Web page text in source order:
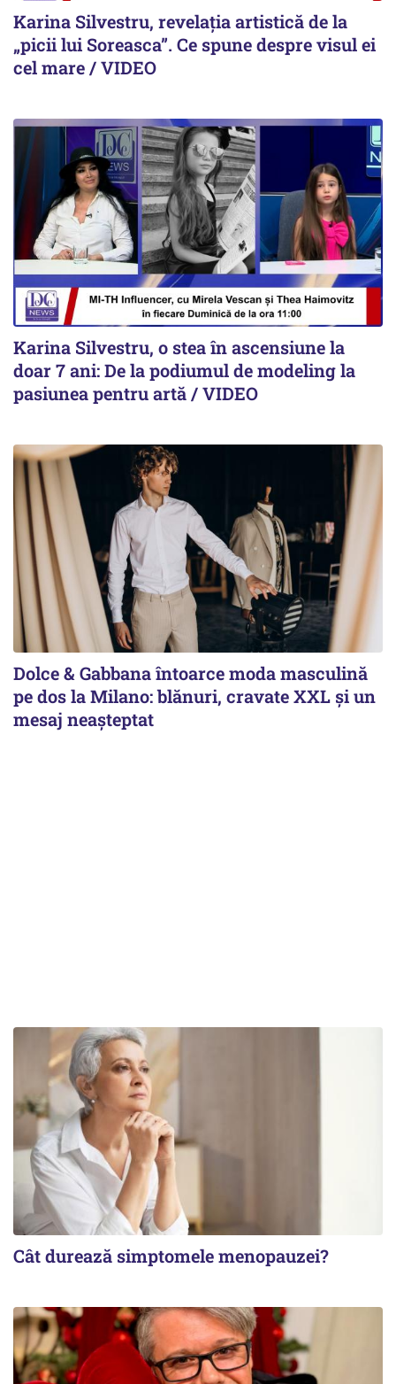
Karina Silvestru, revelația artistică de la
„picii lui Soreasca”. Ce spune despre visul ei
cel mare / VIDEO
Karina Silvestru, o stea în ascensiune la
doar 7 ani: De la podiumul de modeling la
pasiunea pentru artă / VIDEO
Dolce & Gabbana întoarce moda masculină
pe dos la Milano: blănuri, cravate XXL și un
mesaj neașteptat
Cât durează simptomele menopauzei?